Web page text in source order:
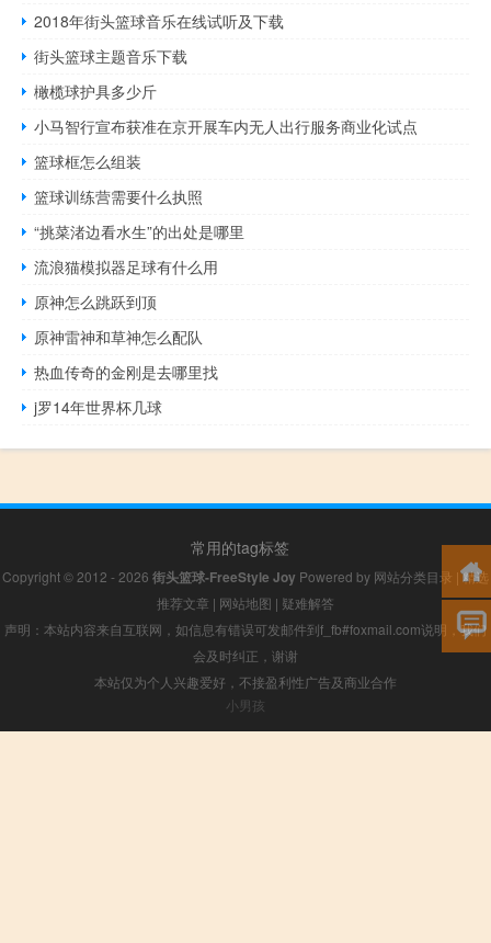
2018年街头篮球音乐在线试听及下载
街头篮球主题音乐下载
橄榄球护具多少斤
小马智行宣布获准在京开展车内无人出行服务商业化试点
篮球框怎么组装
篮球训练营需要什么执照
“挑菜渚边看水生”的出处是哪里
流浪猫模拟器足球有什么用
原神怎么跳跃到顶
原神雷神和草神怎么配队
热血传奇的金刚是去哪里找
j罗14年世界杯几球
常用的tag标签
Copyright © 2012 - 2026 街头篮球-FreeStyle Joy Powered by 网站分类目录 |精选
推荐文章 | 网站地图 | 疑难解答
声明：本站内容来自互联网，如信息有错误可发邮件到f_fb#foxmail.com说明，我们
会及时纠正，谢谢
本站仅为个人兴趣爱好，不接盈利性广告及商业合作
小男孩